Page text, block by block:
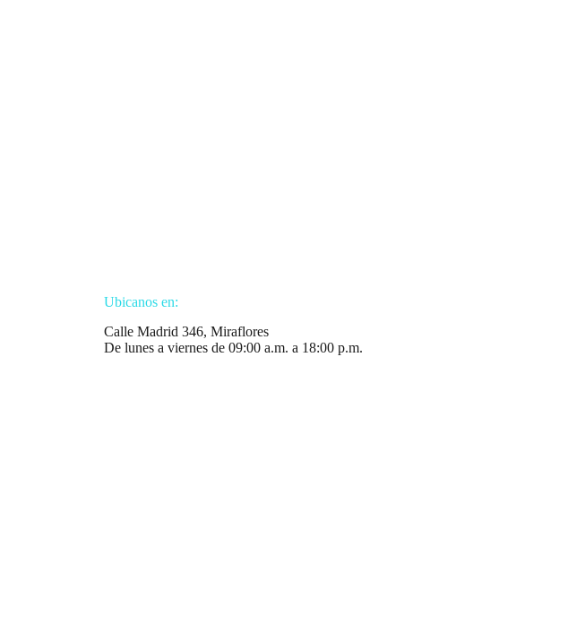
Ubicanos en:
Calle Madrid 346, Miraflores
De lunes a viernes de 09:00 a.m. a 18:00 p.m.